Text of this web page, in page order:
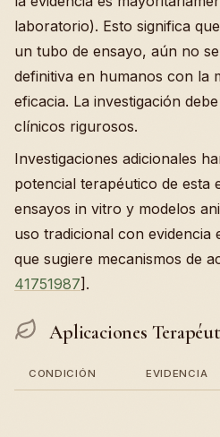
laboratorio). Esto significa
un tubo de ensayo, aún no
definitiva en humanos con la
eficacia. La investigación
clínicos rigurosos.
Investigaciones adicionales
potencial terapéutico de esta
ensayos in vitro y modelos
uso tradicional con evidencia
que sugiere mecanismos de
41751987].
Aplicaciones
CONDICIÓN EVIDENCIA